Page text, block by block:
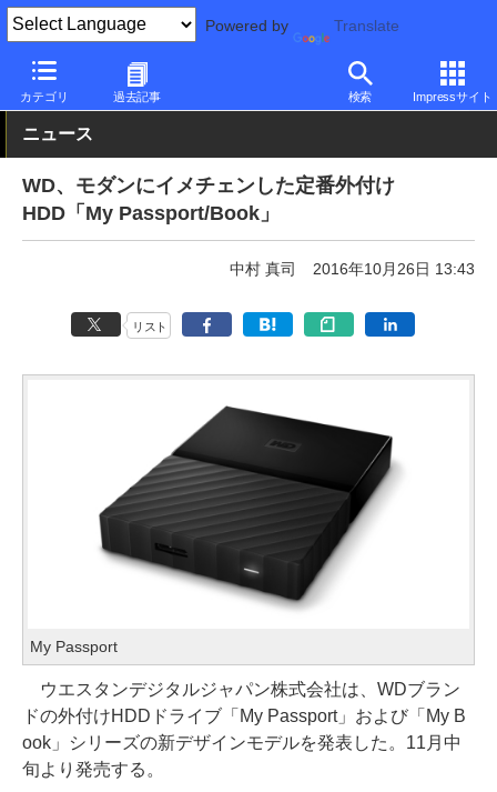
Powered by Translate
カテゴリ 過去記事 検索 Impressサイト
PC Watch 半導体/周辺機器 HDD（ハードディスク） WD
ニュース
WD、モダンにイメチェンした定番外付け
HDD「My Passport/Book」
中村 真司 2016年10月26日 13:43
リスト
My Passport
ウエスタンデジタルジャパン株式会社は、WDブラン
ドの外付けHDDドライブ「My Passport」および「My B
ook」シリーズの新デザインモデルを発表した。11月中
旬より発売する。